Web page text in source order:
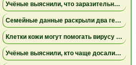
Учёные выяснили, что заразительное зевание может начинаться ещё до рождения
Семейные данные раскрыли два генетических пути к детской депрессии и тревожности
Клетки кожи могут помогать вирусу бешенства проникать в нервную систему даже при незначительных повреждениях
Учёные выяснили, кто чаще досаливает еду: мужчины лидируют, а поведение женщин зависит от образа жизни